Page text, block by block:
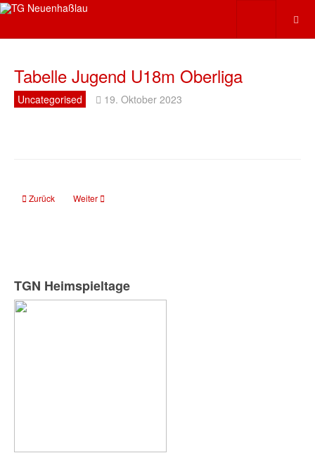
Tabelle Jugend U18m Oberliga
Uncategorised 19. Oktober 2023
Vorheriger Beitrag: Tabelle U18m Bez.-Liga
Zurück Nächster Beitrag: Tabelle Damen 2
Weiter
TGN Heimspieltage